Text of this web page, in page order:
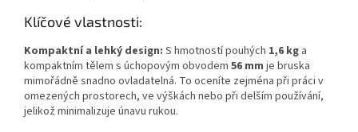
Klíčové vlastnosti:
Kompaktní a lehký design: S hmotností pouhých 1,6 kg a
kompaktním tělem s úchopovým obvodem 56 mm je bruska
mimořádně snadno ovladatelná. To oceníte zejména při práci v
omezených prostorech, ve výškách nebo při delším používání,
jelikož minimalizuje únavu rukou.